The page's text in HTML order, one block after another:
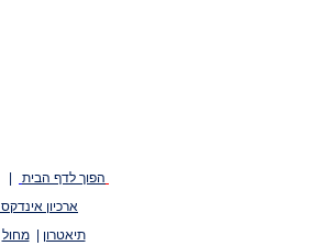
הפוך לדף הבית
ארכיון אינדקס
תיאטרון
|מחול